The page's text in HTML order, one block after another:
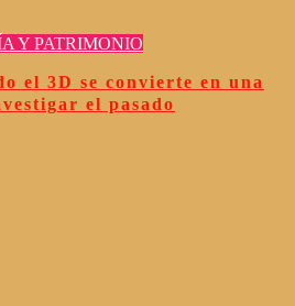
Y PATRIMONIO
el 3D se convierte en una
el pasado